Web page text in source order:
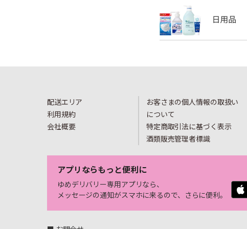
配送エリア
利用規約
会社概要
お客さまの個人情報の取扱い
について
特定商取引法に基づく表示
酒類販売管理者標識
アプリならもっと便利に
ゆめデリバリー専用アプリなら、
メッセージの通知がスマホに来るので、さらに便利。